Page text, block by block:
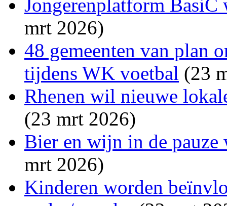
Jongerenplatform BasiC
mrt 2026)
48 gemeenten van plan
tijdens WK voetbal (23
Rhenen wil nieuwe
(23 mrt 2026)
Bier en wijn in de pauze
mrt 2026)
Kinderen worden